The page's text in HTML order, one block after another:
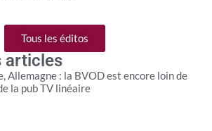
Tous les éditos
articles
Allemagne : la BVOD est encore loin de
la pub TV linéaire